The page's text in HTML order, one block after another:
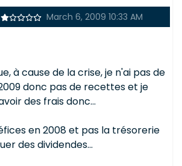
March 6, 2009 10:33 AM
à cause de la crise, je n'ai pas de
donc pas de recettes et je
des frais donc...
en 2008 et pas la trésorerie
des dividendes...